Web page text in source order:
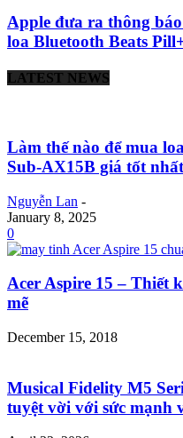
Apple đưa ra thông
loa Bluetooth Beats
LATEST NEWS
Làm thế nào để mua
Sub-AX15B giá tốt
Nguyễn Lan -
January 8, 2025
0
Acer Aspire 15 – Thiết
mẽ
December 15, 2018
Musical Fidelity M5
tuyệt vời với sức mạnh